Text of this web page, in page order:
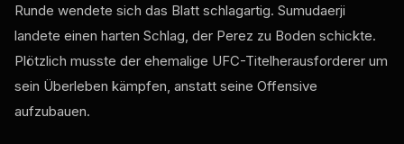
Runde wendete sich das Blatt schlagartig. Sumudaerji
landete einen harten Schlag, der Perez zu Boden schickte.
Plötzlich musste der ehemalige UFC-Titelherausforderer um
sein Überleben kämpfen, anstatt seine Offensive
aufzubauen.